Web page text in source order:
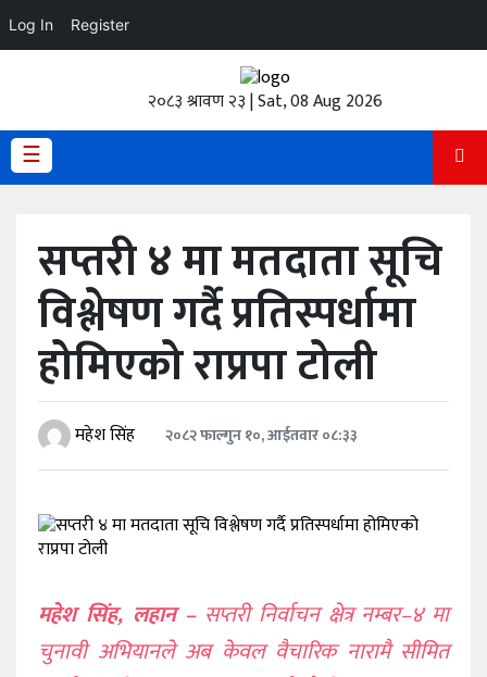
Log In Register
२०८३ श्रावण २३ | Sat, 08 Aug 2026
☰
अपडेट
प्रदेश
अर्थतंत्र
राजनीति
स्वास्थ्य
शिक्षा
सप्तरी ४ मा मतदाता सूचि
विश्लेषण गर्दै प्रतिस्पर्धामा
होमिएको राप्रपा टोली
महेश सिंह २०८२ फाल्गुन १०, आईतवार ०८:३३
महेश सिंह, लहान –सप्तरी निर्वाचन क्षेत्र नम्बर–४ मा
चुनावी अभियानले अब केवल वैचारिक नारामै सीमित